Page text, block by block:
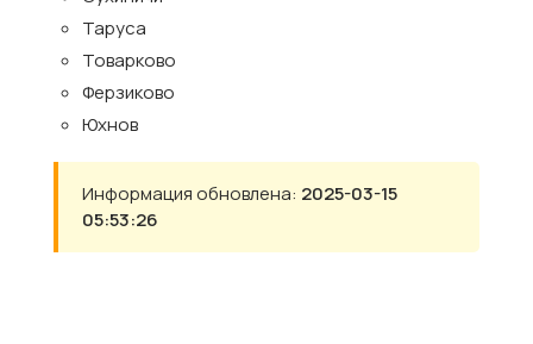
Таруса
Товарково
Ферзиково
Юхнов
Информация обновлена: 2025-03-15
05:53:26